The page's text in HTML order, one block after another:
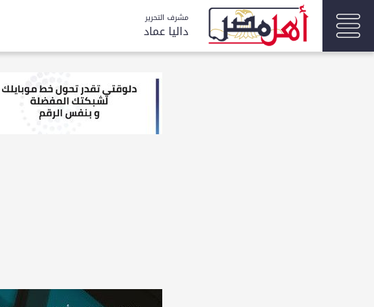
مشرف التحرير
داليا عماد